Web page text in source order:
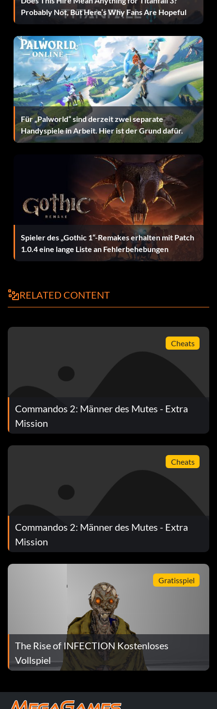
Probably Not, But Here’s Why Fans Are Hopeful
Für „Palworld“ sind derzeit zwei separate
Handyspiele in Arbeit. Hier ist der Grund dafür.
Spieler des „Gothic 1“-Remakes erhalten mit Patch
1.0.4 eine lange Liste an Fehlerbehebungen
RELATED CONTENT
Cheats
Commandos 2: Männer des Mutes - Extra
Mission
Cheats
Commandos 2: Männer des Mutes - Extra
Mission
Gratisspiel
The Rise of INFECTION Kostenloses
Vollspiel